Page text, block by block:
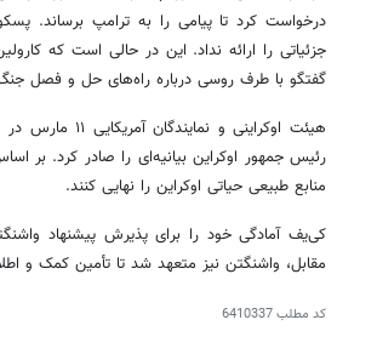
درخواست کرد تا پیامی را به ترامپ برساند.
گفتگو با طرف روسی درباره راه‌های حل و فصل
هیئت
رئیس جمهور اوکراین بیانیه‌ای را صادر کرد. بر
منابع طبیعی حیاتی اوکراین را نهایی کنند.
مقابل، واشنگتن نیز متعهد شد تا تأمین کمک و
کد مطلب6410337